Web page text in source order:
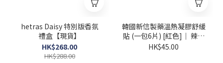
hetras Daisy 特別版香氛
禮盒【現貨】
HK$268.00
HK$288.00
韓國新信製藥溫熱凝膠舒緩
貼 (一包6片) [紅色]｜ 辣椒
萃取 舒緩肌肉及關節痛
HK$45.00